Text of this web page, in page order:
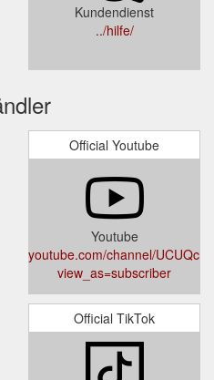
Kundendienst
../hilfe/
Official Youtube
Youtube
youtube.com/channel/
view_as=subscriber
Official TikTok